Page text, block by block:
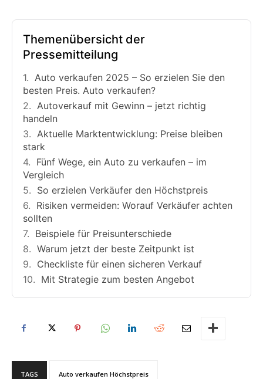
Themenübersicht der
Pressemitteilung
Auto verkaufen 2025 – So erzielen Sie den
besten Preis. Auto verkaufen?
Autoverkauf mit Gewinn – jetzt richtig
handeln
Aktuelle Marktentwicklung: Preise bleiben
stark
Fünf Wege, ein Auto zu verkaufen – im
Vergleich
So erzielen Verkäufer den Höchstpreis
Risiken vermeiden: Worauf Verkäufer achten
sollten
Beispiele für Preisunterschiede
Warum jetzt der beste Zeitpunkt ist
Checkliste für einen sicheren Verkauf
Mit Strategie zum besten Angebot
TAGS Auto verkaufen Höchstpreis